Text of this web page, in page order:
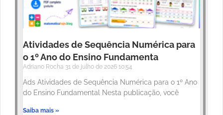
Atividades de Sequência Numérica para
o 1º Ano do Ensino Fundamenta
Adriano Rocha 31 de julho de 2026 10:54
Ads Atividades de Sequência Numérica para o 1º Ano
do Ensino Fundamental Nesta publicação, você
Saiba mais »